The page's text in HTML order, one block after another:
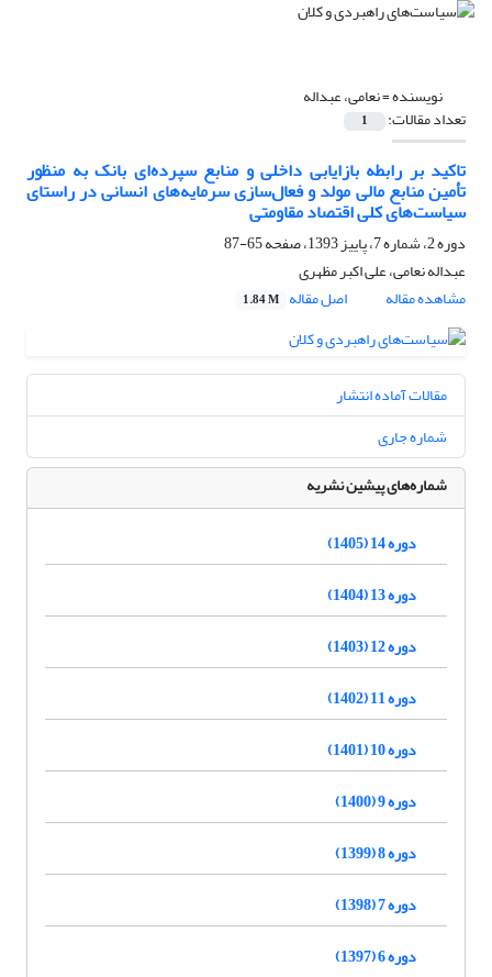
نویسنده =نعامی، عبداله
تعداد مقالات: 1
تاکید بر رابطه بازایابی داخلی و منابع سپرده‌ای بانک به منظور
تأمین منابع مالی مولد و فعال‌سازی سرمایه‌های انسانی در راستای
سیاست‌های کلی اقتصاد مقاومتی
دوره 2، شماره 7، پاییز 1393، صفحه
65-87
عبداله نعامی، علی اکبر مظهری
مشاهده مقاله
اصل مقاله 1.84 M
مقالات آماده انتشار
شماره جاری
شماره‌های پیشین نشریه
دوره 14 (1405)
دوره 13 (1404)
دوره 12 (1403)
دوره 11 (1402)
دوره 10 (1401)
دوره 9 (1400)
دوره 8 (1399)
دوره 7 (1398)
دوره 6 (1397)